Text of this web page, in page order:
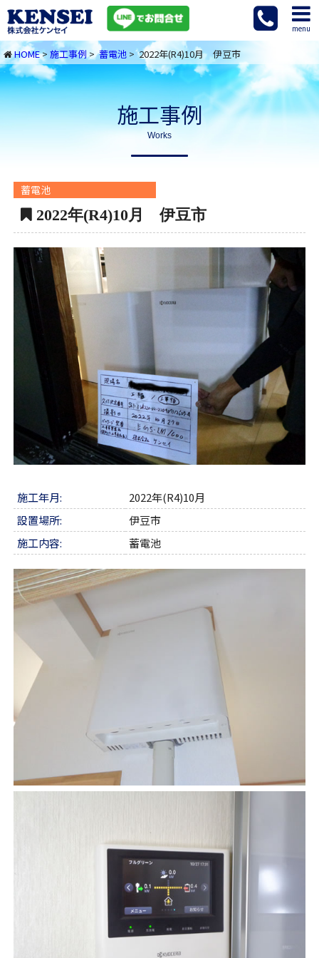
menu
HOME> 施工事例>蓄電池 > 2022年(R4)10月 伊豆市
施工事例
Works
蓄電池
2022年(R4)10月 伊豆市
施工年月:
2022年(R4)10月
設置場所:
伊豆市
施工内容:
蓄電池